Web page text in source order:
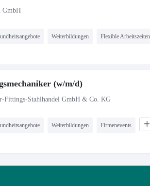
GmbH
Weiterbildungen Flexible Arbeitszeiten
(w/m/d)
Fittings-Stahlhandel GmbH & Co. KG
Weiterbildungen Firmenevents